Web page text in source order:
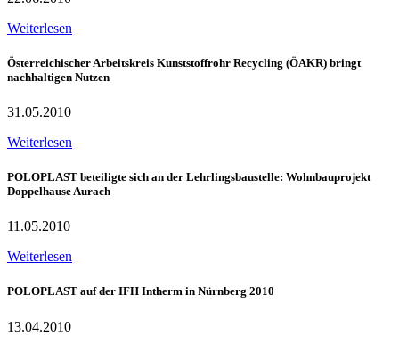
Weiterlesen
Österreichischer Arbeitskreis Kunststoffrohr Recycling (ÖAKR) bringt
nachhaltigen Nutzen
31.05.2010
Weiterlesen
POLOPLAST beteiligte sich an der Lehrlingsbaustelle: Wohnbauprojekt
Doppelhause Aurach
11.05.2010
Weiterlesen
POLOPLAST auf der IFH Intherm in Nürnberg 2010
13.04.2010